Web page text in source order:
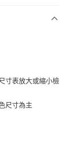
寸表放大或縮小檢
尺寸為主